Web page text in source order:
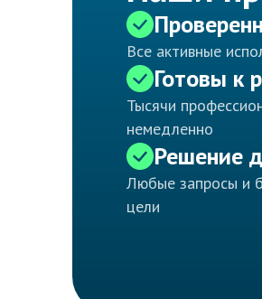
Все активные
Готовы к
Тысячи
немедленно
Решение
Любые запросы и
цели